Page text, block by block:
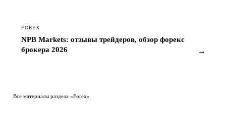
FOREX
NPB Markets: отзывы трейдеров, обзор форекс
брокера 2026
→
Все материалы раздела «Forex»